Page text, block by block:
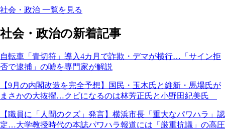
社会・政治 一覧を見る
社会・政治の新着記事
自転車「青切符」導入4カ月で詐欺・デマが横行…「サイン拒
否で逮捕」の嘘を専門家が解説
【9月の内閣改造を完全予想】国民・玉木氏と維新・馬場氏が
まさかの大抜擢…クビになるのは林芳正氏と小野田紀美氏
【職員に「人間のクズ」発言】横浜市長「重大なパワハラ」認
定…大学教授時代の本誌パワハラ報道には「厳重抗議」の高圧